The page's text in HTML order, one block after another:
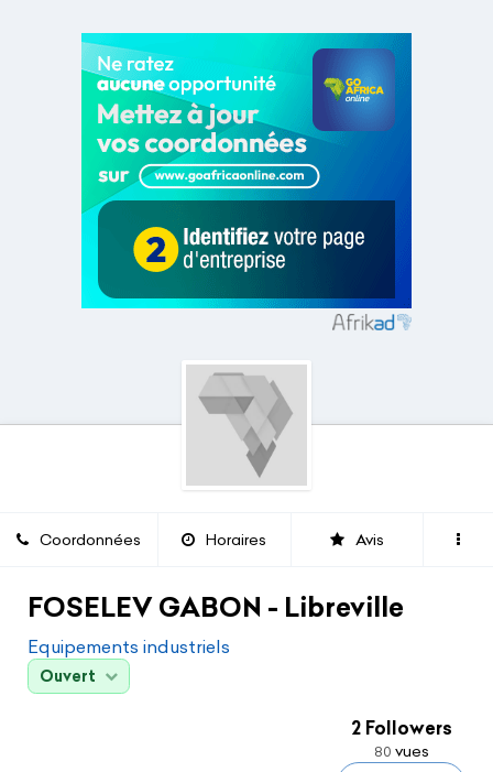
Coordonnées Horaires Avis
FOSELEV GABON - Libreville
Equipements industriels
Ouvert
2 Followers
80 vues